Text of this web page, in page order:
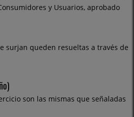
y Usuarios, aprobado
surjan queden resueltas a través de
son las mismas que señaladas